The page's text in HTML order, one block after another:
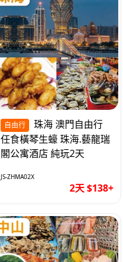
自由行
任食橫琴生蠔 珠海.藝龍瑞
閣公寓酒店 純玩2天
JS-ZHMA02X
2天 $138+